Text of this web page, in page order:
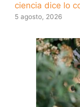
ciencia dice lo
5 agosto, 2026